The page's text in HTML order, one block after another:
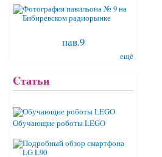
пав.9
ещё
Cтатьи
Обучающие роботы LEGO